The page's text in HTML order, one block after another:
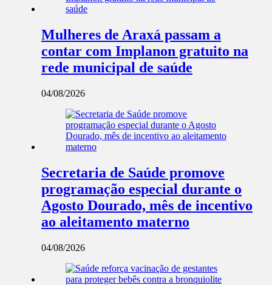
Mulheres de Araxá passam a
contar com Implanon gratuito na
rede municipal de saúde
04/08/2026
Secretaria de Saúde promove
programação especial durante o
Agosto Dourado, mês de incentivo
ao aleitamento materno
04/08/2026